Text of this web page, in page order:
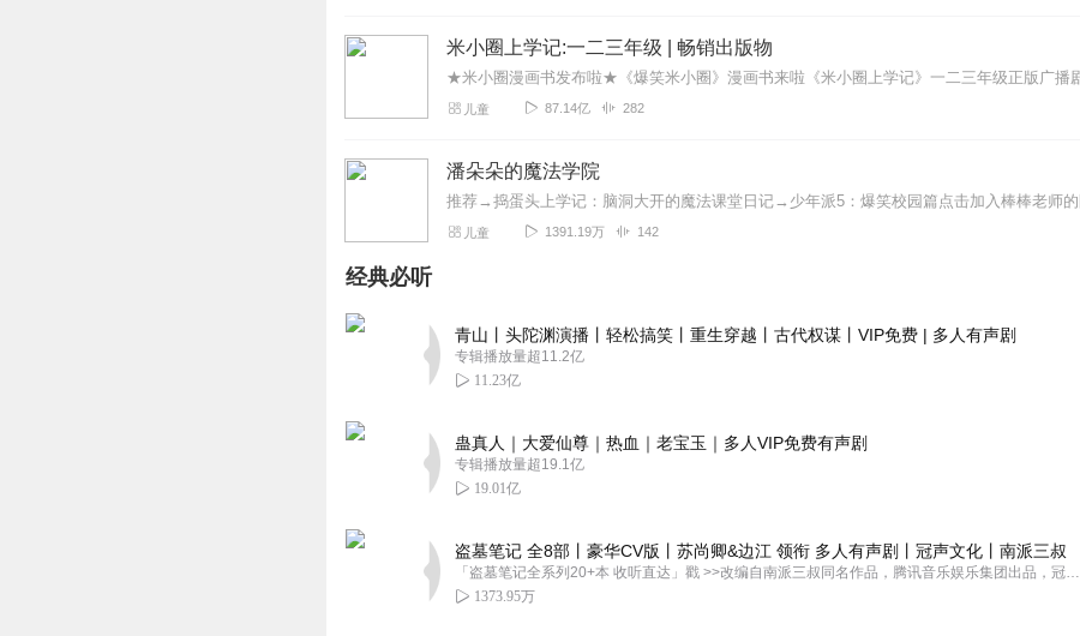
米小圈上学记:一二三年级 | 畅销出版物
儿童 87.14亿 282
潘朵朵的魔法学院
儿童 1391.19万 142
经典必听
青山丨头陀渊演播丨轻松搞笑丨重生穿越丨古代权谋丨VIP免费 | 多人有声剧
专辑播放量超11.2亿
11.23亿
蛊真人｜大爱仙尊｜热血｜老宝玉｜多人VIP免费有声剧
专辑播放量超19.1亿
19.01亿
盗墓笔记 全8部丨豪华CV版丨苏尚卿&边江 领衔 多人有声剧丨冠声文化丨南派三叔
「盗墓笔记全系列20+本 收听直达」戳 >>改编自南派三叔同名作品，腾讯音乐娱乐集团出品，冠声文化制作，...
1373.95万